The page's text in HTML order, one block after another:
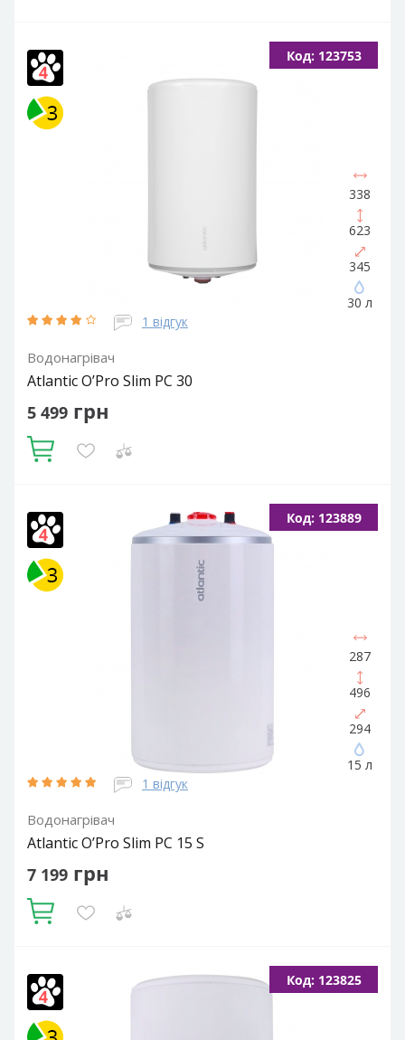
Вертикальне Тип ТЕНа:
Мокрий
Тип водонагрівача:
Електричний накопичувальний Форма водонагрівача:
Slim (Вузька) / Циліндрична
Код: 123753
338
623
345
30 л
1 відгук
Водонагрівач
Atlantic O’Pro Slim PC 30
5 499 грн
Купити
Вертикальне Тип ТЕНа:
Мокрий
Потужність ТЕНа, Вт:2000 Тип водонагрівача:
Електричний накопичувальний Форма водонагрівача:
Slim (Вузька) / Циліндрична
Код: 123889
287
496
294
15 л
1 відгук
Водонагрівач
Atlantic O’Pro Slim PC 15 S
7 199 грн
Купити
Вертикальне Тип ТЕНа:
Мокрий
Потужність ТЕНа, Вт: 2000
Тип водонагрівача:
Електричний накопичувальний
Slim (Вузька) / Циліндрична
Код: 123825